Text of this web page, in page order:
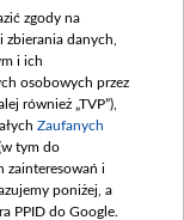
350
2025
(wpłata
zgody na
danych,
i ich
osobowych przez
również „TVP”),
Zaufanych
tym do
zainteresowań i
poniżej, a
PPID do Google.